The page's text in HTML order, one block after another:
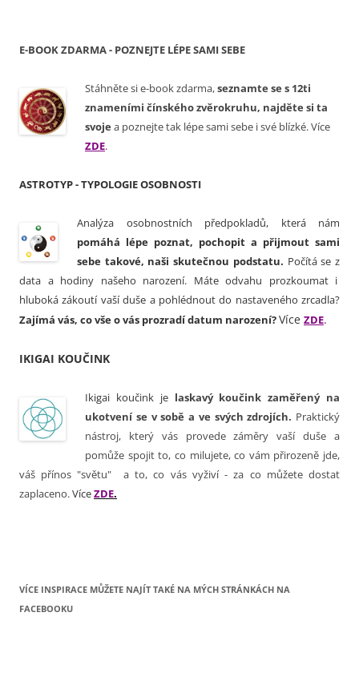
E-BOOK ZDARMA - POZNEJTE LÉPE SAMI SEBE
Stáhněte si e-book zdarma,seznamte se s 12ti
znameními čínského zvěrokruhu, najděte si ta
svoje a poznejte tak lépe sami sebe i své blízké. Více
ZDE.
ASTROTYP - TYPOLOGIE OSOBNOSTI
Analýza osobnostních předpokladů, která nám
pomáhá lépe poznat, pochopit a přijmout sami
sebe takové, naši skutečnou podstatu. Počítá se z
data a hodiny našeho narození. Máte odvahu prozkoumat i
hluboká zákoutí vaší duše a pohlédnout do nastaveného zrcadla?
Zajímá vás, co vše o vás prozradí datum narození?Více ZDE.
IKIGAI KOUČINK
Ikigai koučink je laskavý koučink zaměřený na
ukotvení se v sobě a ve svých zdrojích. Praktický
nástroj, který vás provede záměry vaší duše a
pomůže spojit to, co milujete, co vám přirozeně jde,
váš přínos "světu" a to, co vás vyživí - za co můžete dostat
zaplaceno.VíceZDE.
VÍCE INSPIRACE MŮŽETE NAJÍT TAKÉ NA MÝCH STRÁNKÁCH NA
FACEBOOKU